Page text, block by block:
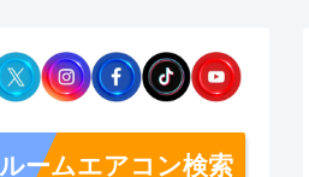
ルームエアコン検索